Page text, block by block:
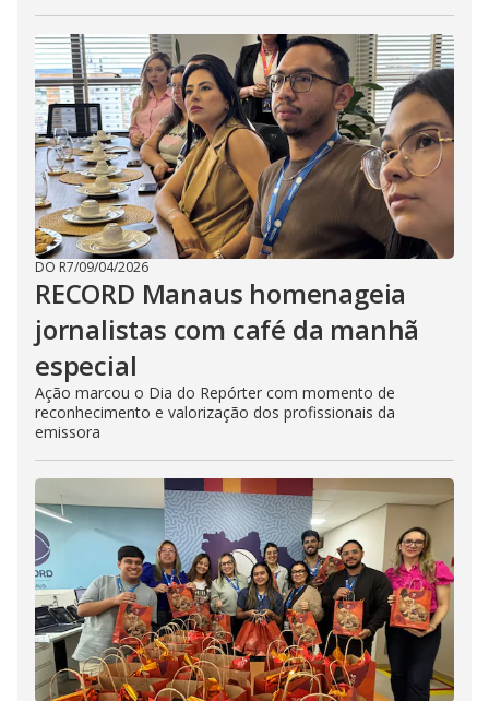
DO R7/09/04/2026
RECORD Manaus homenageia
jornalistas com café da manhã
especial
Ação marcou o Dia do Repórter com momento de
reconhecimento e valorização dos profissionais da
emissora